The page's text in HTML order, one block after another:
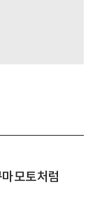
모토처럼